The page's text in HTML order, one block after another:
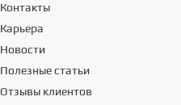
Контакты
Карьера
Новости
Полезные статьи
Отзывы клиентов